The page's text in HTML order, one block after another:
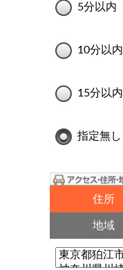
5分以内
10分以内
15分以内
指定無し
住所
地域